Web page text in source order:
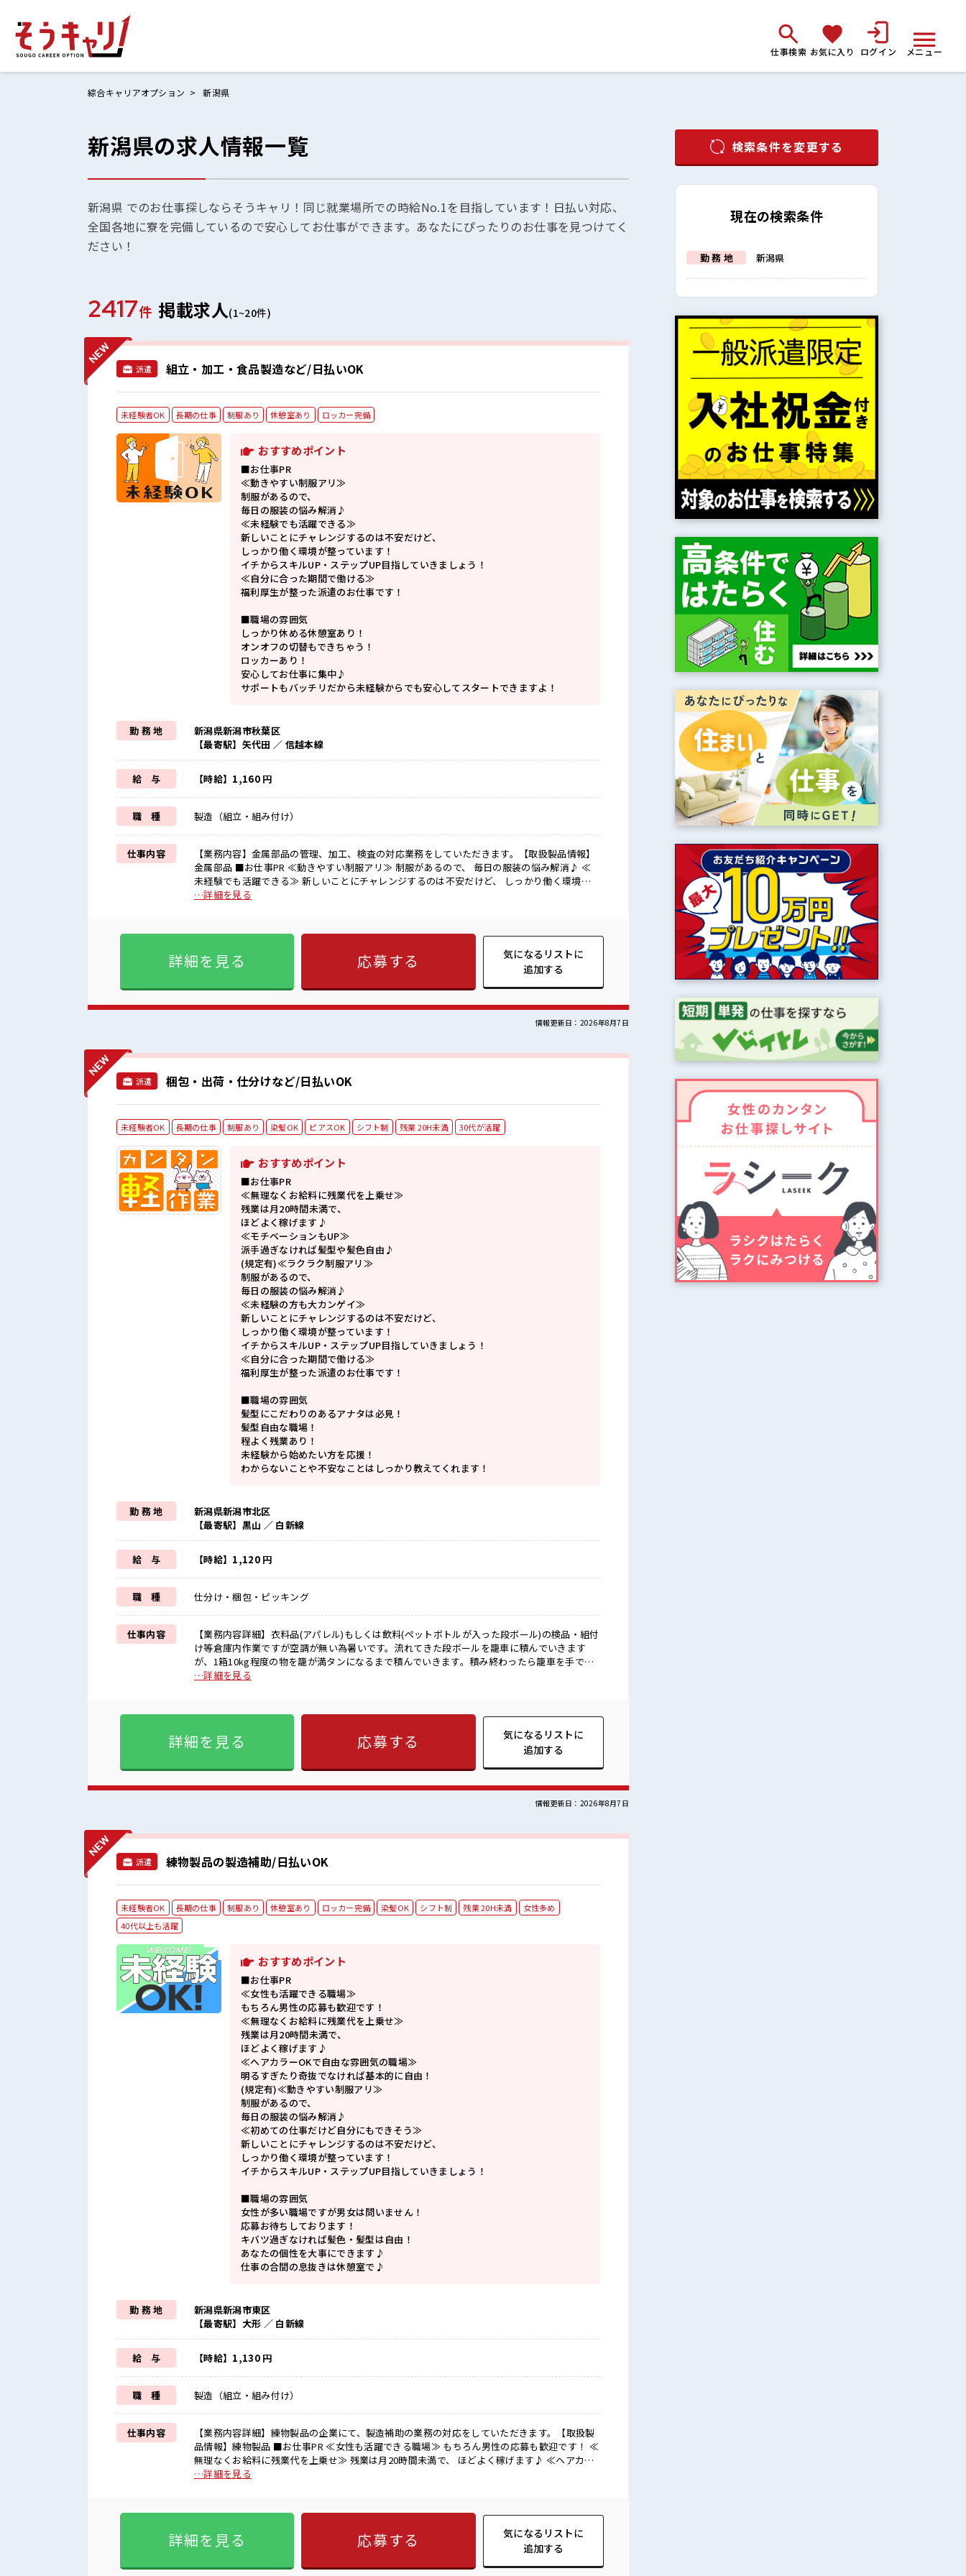
仕事検索 お気に入り ログイン メニュー
ホームにもどる
お気に入りリスト
お問い合わせ
ログイン
綜合キャリアオプション 新潟県
新潟県の求人情報一覧
新潟県 でのお仕事探しならそうキャリ！同じ就業場所での時給No.1を目指しています！日払い対応、
全国各地に寮を完備しているので安心してお仕事ができます。あなたにぴったりのお仕事を見つけてく
ださい！
2417件 掲載求人(1~20件)
派遣 組立・加工・食品製造など/日払いOK
未経験者OK 長期の仕事 制服あり 休憩室あり ロッカー完備
おすすめポイント
■お仕事PR
≪動きやすい制服アリ≫
制服があるので、
毎日の服装の悩み解消♪
≪未経験でも活躍できる≫
新しいことにチャレンジするのは不安だけど、
しっかり働く環境が整っています！
イチからスキルUP・ステップUP目指していきましょう！
≪自分に合った期間で働ける≫
福利厚生が整った派遣のお仕事です！
■職場の雰囲気
しっかり休める休憩室あり！
オンオフの切替もできちゃう！
ロッカーあり！
安心してお仕事に集中♪
サポートもバッチリだから未経験からでも安心してスタートできますよ！
勤 務 地
新潟県新潟市秋葉区
【最寄駅】矢代田 ／ 信越本線
給 与 【時給】1,160 円
職 種 製造（組立・組み付け）
仕事内容
【業務内容】金属部品の管理、加工、検査の対応業務をしていただきます。【取扱製品情報】
金属部品 ■お仕事PR ≪動きやすい制服アリ≫ 制服があるので、 毎日の服装の悩み解消♪ ≪
未経験でも活躍できる≫ 新しいことにチャレンジするのは不安だけど、 しっかり働く環境が
整っています！ イチからスキルUP・ステップUP目指していきましょう！ ≪自分に合った期間
チリだから未経験からでも安心してスタートできますよ！
…詳細を見る
詳細を見る 応募する
気になるリストに
追加する
情報更新日：2026年8月7日
派遣 梱包・出荷・仕分けなど/日払いOK
未経験者OK 長期の仕事 制服あり 染髪OK ピアスOK シフト制 残業 20H未満 30代が活躍
おすすめポイント
■お仕事PR
≪無理なくお給料に残業代を上乗せ≫
残業は月20時間未満で、
ほどよく稼げます♪
≪モチベーションもUP≫
派手過ぎなければ髪型や髪色自由♪
(規定有)≪ラクラク制服アリ≫
制服があるので、
毎日の服装の悩み解消♪
≪未経験の方も大カンゲイ≫
新しいことにチャレンジするのは不安だけど、
しっかり働く環境が整っています！
イチからスキルUP・ステップUP目指していきましょう！
≪自分に合った期間で働ける≫
福利厚生が整った派遣のお仕事です！
■職場の雰囲気
髪型にこだわりのあるアナタは必見！
髪型自由な職場！
程よく残業あり！
未経験から始めたい方を応援！
わからないことや不安なことはしっかり教えてくれます！
勤 務 地
新潟県新潟市北区
【最寄駅】黒山 ／ 白新線
給 与 【時給】1,120 円
職 種 仕分け・梱包・ピッキング
仕事内容
【業務内容詳細】衣料品(アパレル)もしくは飲料(ペットボトルが入った段ボール)の検品・組付
け等倉庫内作業ですが空調が無い為暑いです。流れてきた段ボールを籠車に積んでいきます
が、1箱10kg程度の物を籠が満タンになるまで積んでいきます。積み終わったら籠車を手で押
していくので重いです。【取扱製品情報】大手スーパー商品 ■お仕事PR ≪無理なくお給料に
悩み解消♪ ≪未経験の方も大カンゲイ≫ 新しいことにチャレンジするのは不安だけど、 しっ
かり働く環境が整っています！ イチからスキルUP・ステップUP目指していきましょう！ ≪自
分に合った期間で働ける≫ 福利厚生が整った派遣のお仕事です！ ■職場の雰囲気 髪型にこだ
わりのあるアナタは必見！ 髪型自由な職場！ 程よく残業あり！ 未経験から始めたい方を応
援！ わからないことや不安なことはしっかり教えてくれます！
…詳細を見る
詳細を見る 応募する
気になるリストに
追加する
情報更新日：2026年8月7日
派遣 練物製品の製造補助/日払いOK
未経験者OK 長期の仕事 制服あり 休憩室あり ロッカー完備 染髪OK シフト制 残業 20H未満
女性多め
40代以上も活躍
おすすめポイント
■お仕事PR
≪女性も活躍できる職場≫
もちろん男性の応募も歓迎です！
≪無理なくお給料に残業代を上乗せ≫
残業は月20時間未満で、
ほどよく稼げます♪
≪ヘアカラーOKで自由な雰囲気の職場≫
明るすぎたり奇抜でなければ基本的に自由！
(規定有)≪動きやすい制服アリ≫
制服があるので、
毎日の服装の悩み解消♪
≪初めての仕事だけど自分にもできそう≫
新しいことにチャレンジするのは不安だけど、
しっかり働く環境が整っています！
イチからスキルUP・ステップUP目指していきましょう！
■職場の雰囲気
女性が多い職場ですが男女は問いません！
応募お待ちしております！
キバツ過ぎなければ髪色・髪型は自由！
あなたの個性を大事にできます♪
仕事の合間の息抜きは休憩室で♪
勤 務 地
新潟県新潟市東区
【最寄駅】大形 ／ 白新線
給 与 【時給】1,130 円
職 種 製造（組立・組み付け）
仕事内容
【業務内容詳細】練物製品の企業にて、製造補助の業務の対応をしていただきます。【取扱製
品情報】練物製品 ■お仕事PR ≪女性も活躍できる職場≫ もちろん男性の応募も歓迎です！ ≪
無理なくお給料に残業代を上乗せ≫ 残業は月20時間未満で、 ほどよく稼げます♪ ≪ヘアカラ
ーOKで自由な雰囲気の職場≫ 明るすぎたり奇抜でなければ基本的に自由！ (規定有)≪動きや
イチからスキルUP・ステップUP目指していきましょう！ ■職場の雰囲気 女性が多い職場です
が男女は問いません！ 応募お待ちしております！ キバツ過ぎなければ髪色・髪型は自由！ あ
なたの個性を大事にできます♪ 仕事の合間の息抜きは休憩室で♪
…詳細を見る
詳細を見る 応募する
気になるリストに
追加する
検索条件を変更する
現在の検索条件
勤 務 地 新潟県